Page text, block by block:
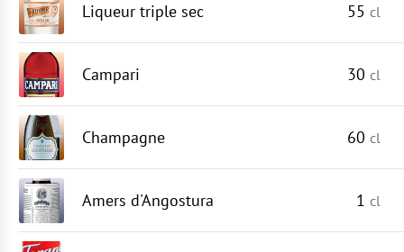
Liqueur triple sec 55 cl
Campari 30 cl
Champagne 60 cl
Amers d'Angostura 1 cl